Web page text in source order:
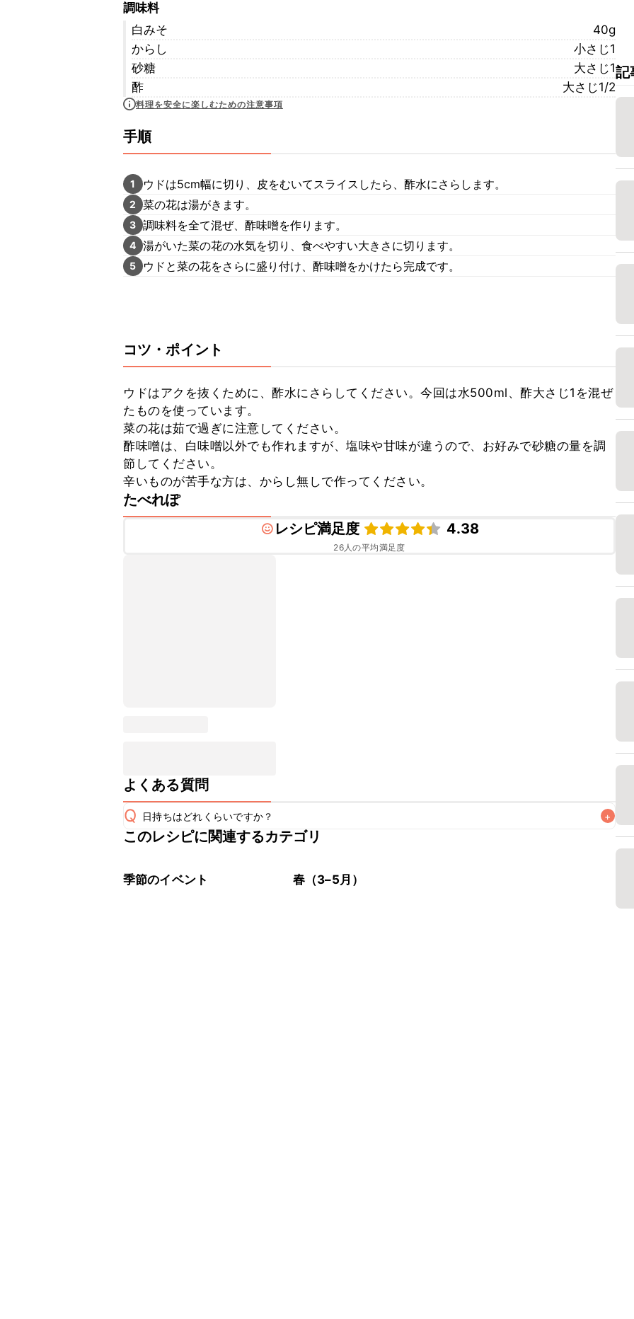
調味料
白みそ
40g
からし
小さじ1
砂糖
大さじ1
酢
大さじ1/2
料理を安全に楽しむための注意事項
手順
1 ウドは5cm幅に切り、皮をむいてスライスしたら、酢水にさらします。
2 菜の花は湯がきます。
3 調味料を全て混ぜ、酢味噌を作ります。
4 湯がいた菜の花の水気を切り、食べやすい大きさに切ります。
5 ウドと菜の花をさらに盛り付け、酢味噌をかけたら完成です。
コツ・ポイント
ウドはアクを抜くために、酢水にさらしてください。今回は水500ml、酢大さじ1を混ぜ
たものを使っています。
菜の花は茹で過ぎに注意してください。
酢味噌は、白味噌以外でも作れますが、塩味や甘味が違うので、お好みで砂糖の量を調
節してください。
辛いものが苦手な方は、からし無しで作ってください。
たべれぽ
レシピ満足度
4.38
26人の平均満足度
よくある質問
Q 日持ちはどれくらいですか？ +
保存期間は冷蔵で翌日中が目安です。なるべくお早めにお召し上がりください。
※日持ちは目安です。
このレシピに関連するカテゴリ
季節のイベント 春（3–5月）
記